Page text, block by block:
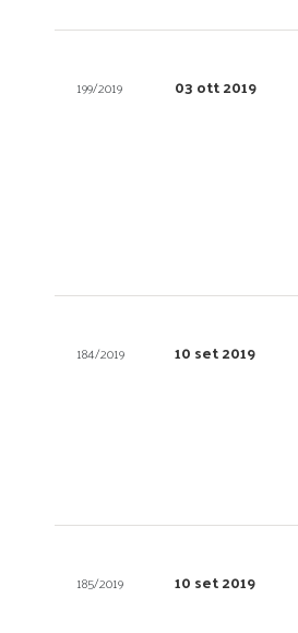
199/2019 03 ott 2019
184/2019 10 set 2019
185/2019 10 set 2019